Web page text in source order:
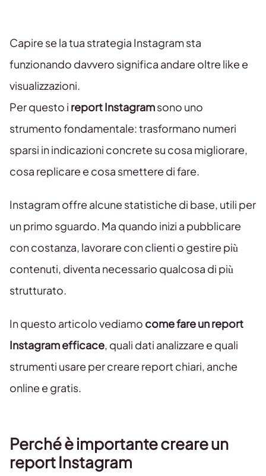
Capire se la tua strategia Instagram sta
funzionando davvero significa andare oltre like e
visualizzazioni.
Per questo i report Instagramsono uno
strumento fondamentale: trasformano numeri
sparsi in indicazioni concrete su cosa migliorare,
cosa replicare e cosa smettere di fare.
Instagram offre alcune statistiche di base, utili per
un primo sguardo. Ma quando inizi a pubblicare
con costanza, lavorare con clienti o gestire più
contenuti, diventa necessario qualcosa di più
strutturato.
In questo articolo vediamo come fare un report
Instagram efficace, quali dati analizzare e quali
strumenti usare per creare report chiari, anche
online e gratis.
Perché è importante creare un
report Instagram